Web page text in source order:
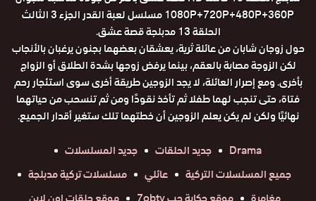
1080P+720P+480P+360P مسلسل لعبة القدر الجزء 3 الثالث
الحلقة 13 مدبلجة قصة عشق.
حول زوجان شابان من عائلة ثرية، يعشقان بعضهما بجنون يرغبان بالأنجاب
لكن الزوجة مصابة بالعقم، بينما يرفض زوجها بشدة الطلاق أو الزواج
بأخرى. ومع إصرار العائلة، لا يجد الزوجين طريقة أخرى سوى استئجار رحم
فتاة، حتى تنجب لهما طفلا ثم تأخذ نقودًا ومن ثم تنسحب من حياتهما
نهائيًا ولكن لم يكن يعلم الزوجين أن خطتهما تلك ستغير أقدار الجميع.
Drama
جديد الحلقات
جديد المسلسلات
جميع المسلسلات التركية
عائلي
مسلسلات تركية مدبلجة